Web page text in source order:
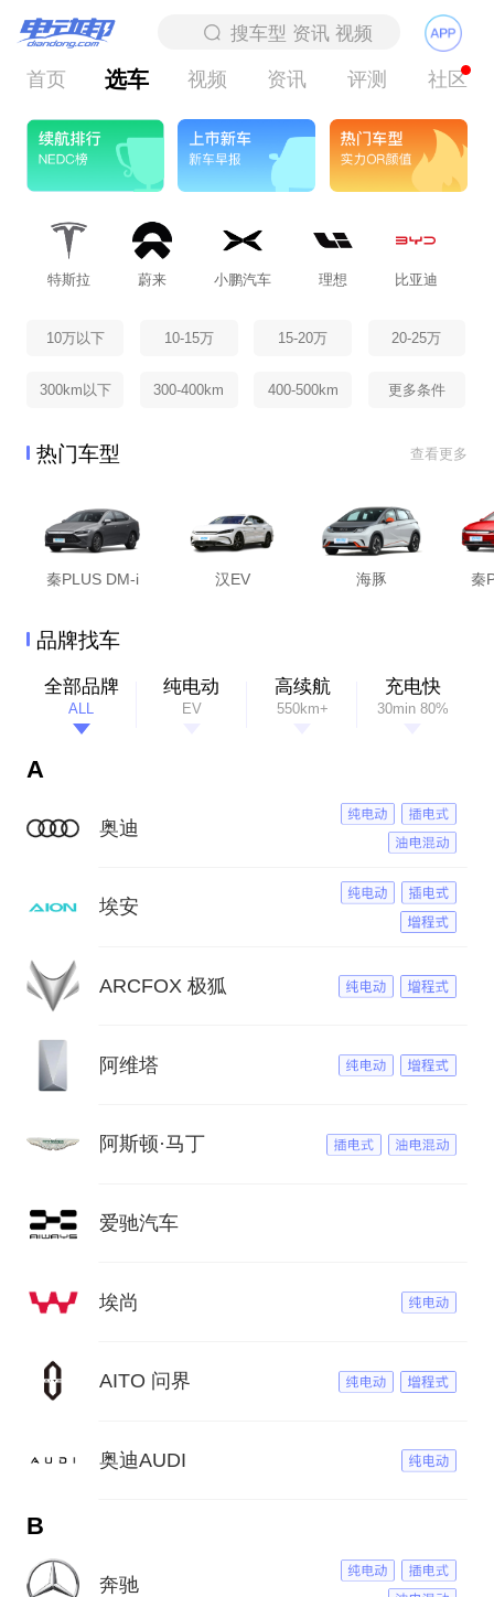
首页 选车 视频 资讯 评测 社区
特斯拉 蔚来 小鹏汽车 理想 比亚迪
10万以下 10-15万 15-20万 20-25万
300km以下 300-400km 400-500km 更多条件
热门车型 查看更多
秦PLUS DM-i 汉EV 海豚 秦
品牌找车
全部品牌
ALL
纯电动
EV
高续航
550km+
充电快
30min 80%
A
奥迪
埃安
ARCFOX 极狐
阿维塔
阿斯顿·马丁
爱驰汽车
埃尚
AITO 问界
奥迪AUDI
B
奔驰